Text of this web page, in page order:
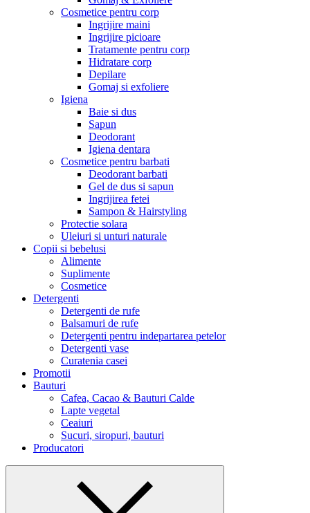
Cosmetice pentru corp
Ingrijire maini
Ingrijire picioare
Tratamente pentru corp
Hidratare corp
Depilare
Gomaj si exfoliere
Igiena
Baie si dus
Sapun
Deodorant
Igiena dentara
Cosmetice pentru barbati
Deodorant barbati
Gel de dus si sapun
Ingrijirea fetei
Sampon & Hairstyling
Protectie solara
Uleiuri si unturi naturale
Copii si bebelusi
Alimente
Suplimente
Cosmetice
Detergenti
Detergenti de rufe
Balsamuri de rufe
Detergenti pentru indepartarea petelor
Detergenti vase
Curatenia casei
Promotii
Bauturi
Cafea, Cacao & Bauturi Calde
Lapte vegetal
Ceaiuri
Sucuri, siropuri, bauturi
Producatori